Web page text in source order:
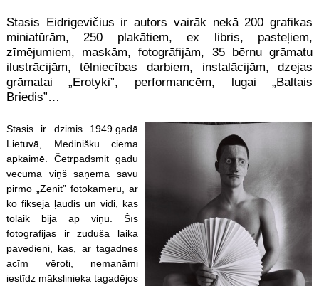
Stasis Eidrigevičius ir autors vairāk nekā 200 grafikas
miniatūrām, 250 plakātiem, ex libris, pasteļiem,
zīmējumiem, maskām, fotogrāfijām, 35 bērnu grāmatu
ilustrācijām, tēlniecības darbiem, instalācijām, dzejas
grāmatai „Erotyki”, performancēm, lugai „Baltais
Briedis”…
Stasis ir dzimis 1949.gadā
Lietuvā, Medinišku ciema
apkaimē. Četrpadsmit gadu
vecumā viņš saņēma savu
pirmo „Zenit” fotokameru, ar
ko fiksēja ļaudis un vidi, kas
tolaik bija ap viņu. Šīs
fotogrāfijas ir zudušā laika
pavedieni, kas, ar tagadnes
acīm vēroti, nemanāmi
iestīdz mākslinieka tagadējos